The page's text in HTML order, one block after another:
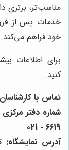
مناسب‌تر، برتری
خدمات پس از
خود فراهم می‌کند.
برای اطلاعات
کنید.
تماس با کارشناسان : 09122648409 -
6619 - 021
آدرس نمایشگاه: